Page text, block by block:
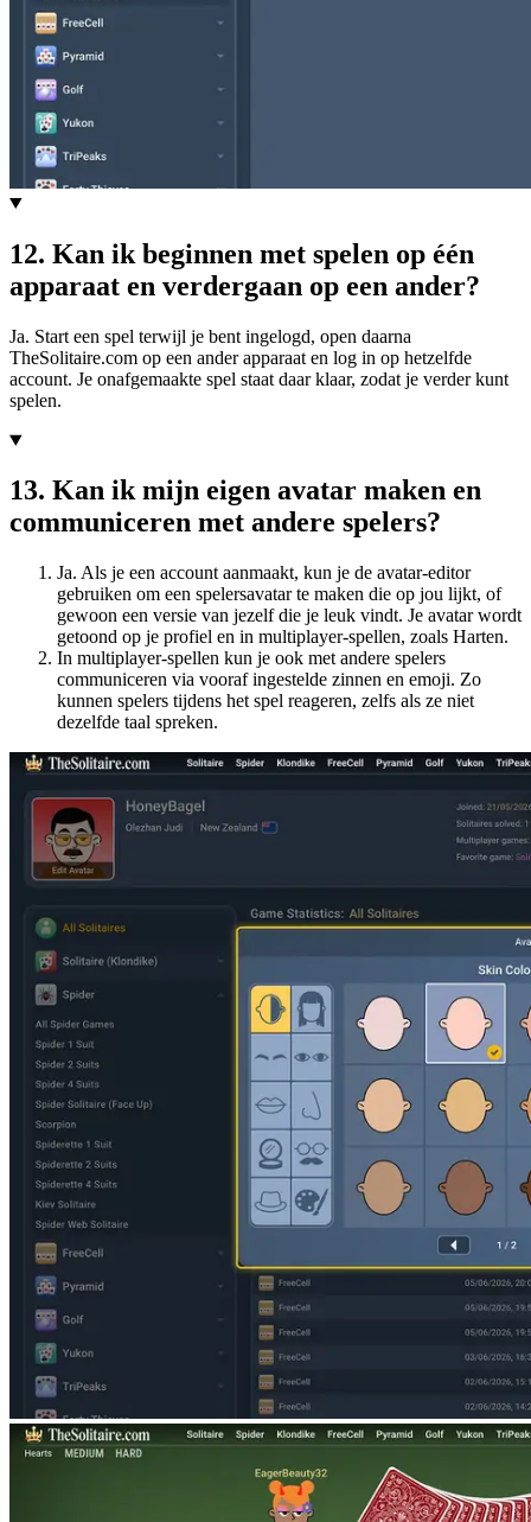
12. Kan ik beginnen met spelen op één
apparaat en verdergaan op een ander?
Ja. Start een spel terwijl je bent ingelogd, open daarna
TheSolitaire.com op een ander apparaat en log in op hetzelfde
account. Je onafgemaakte spel staat daar klaar, zodat je verder kunt
spelen.
13. Kan ik mijn eigen avatar maken en
communiceren met andere spelers?
Ja. Als je een account aanmaakt, kun je de avatar-editor
gebruiken om een spelersavatar te maken die op jou lijkt, of
gewoon een versie van jezelf die je leuk vindt. Je avatar wordt
getoond op je profiel en in multiplayer-spellen, zoals Harten.
In multiplayer-spellen kun je ook met andere spelers
communiceren via vooraf ingestelde zinnen en emoji. Zo
kunnen spelers tijdens het spel reageren, zelfs als ze niet
dezelfde taal spreken.